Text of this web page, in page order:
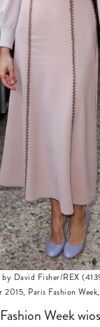
David Fisher/REX
2015, Paris Fashion
Week